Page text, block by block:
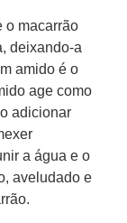
o macarrão
deixando-a
amido é o
age como
adicionar
a água e o
aveludado e